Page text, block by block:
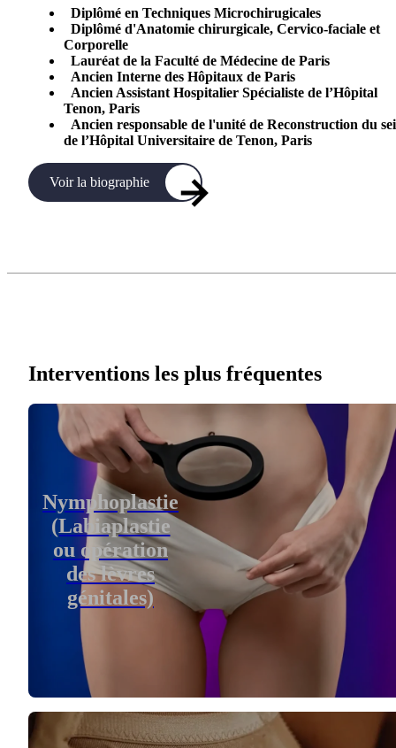
Diplômé en Techniques Microchirugicales
Diplômé d'Anatomie chirurgicale, Cervico-faciale et
Corporelle
Lauréat de la Faculté de Médecine de Paris
Ancien Interne des Hôpitaux de Paris
Ancien Assistant Hospitalier Spécialiste de l’Hôpital
Tenon, Paris
Ancien responsable de l'unité de Reconstruction du
de l’Hôpital Universitaire de Tenon, Paris
Voir la biographie
Interventions les plus fréquentes
Nymphoplastie
(Labiaplastie
ou opération
des lèvres
génitales)